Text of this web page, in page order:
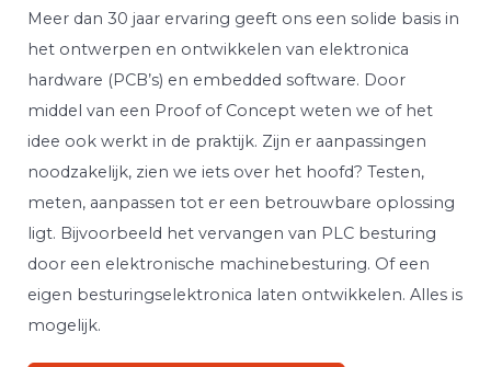
Meer dan 30 jaar ervaring geeft ons een solide basis in
het ontwerpen en ontwikkelen van elektronica
hardware (PCB’s) en embedded software. Door
middel van een Proof of Concept weten we of het
idee ook werkt in de praktijk. Zijn er aanpassingen
noodzakelijk, zien we iets over het hoofd? Testen,
meten, aanpassen tot er een betrouwbare oplossing
ligt. Bijvoorbeeld het vervangen van PLC besturing
door een elektronische machinebesturing. Of een
eigen besturingselektronica laten ontwikkelen. Alles is
mogelijk.